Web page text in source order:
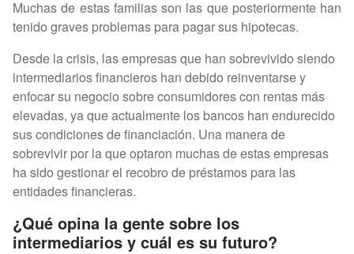
Muchas de estas familias son las que posteriormente han
tenido graves problemas para pagar sus hipotecas.
Desde la crisis, las empresas que han sobrevivido siendo
intermediarios financieros han debido reinventarse y
enfocar su negocio sobre consumidores con rentas más
elevadas, ya que actualmente los bancos han endurecido
sus condiciones de financiación. Una manera de
sobrevivir por la que optaron muchas de estas empresas
ha sido gestionar el recobro de préstamos para las
entidades financieras.
¿Qué opina la gente sobre los
intermediarios y cuál es su futuro?